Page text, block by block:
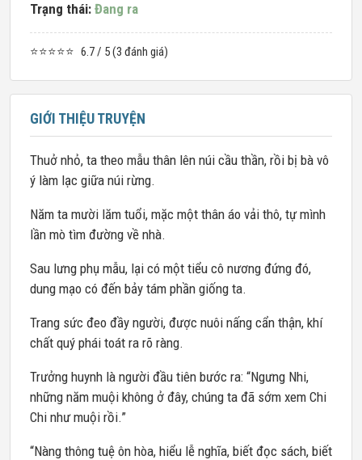
Trạng thái: Đang ra
⭐⭐⭐⭐⭐ 6.7 / 5 (3 đánh giá)
GIỚI THIỆU TRUYỆN
Thuở nhỏ, ta theo mẫu thân lên núi cầu thần, rồi bị bà vô
ý làm lạc giữa núi rừng.
Năm ta mười lăm tuổi, mặc một thân áo vải thô, tự mình
lần mò tìm đường về nhà.
Sau lưng phụ mẫu, lại có một tiểu cô nương đứng đó,
dung mạo có đến bảy tám phần giống ta.
Trang sức đeo đầy người, được nuôi nấng cẩn thận, khí
chất quý phái toát ra rõ ràng.
Trưởng huynh là người đầu tiên bước ra: “Ngưng Nhi,
những năm muội không ở đây, chúng ta đã sớm xem Chi
Chi như muội rồi.”
“Nàng thông tuệ ôn hòa, hiểu lễ nghĩa, biết đọc sách, biết